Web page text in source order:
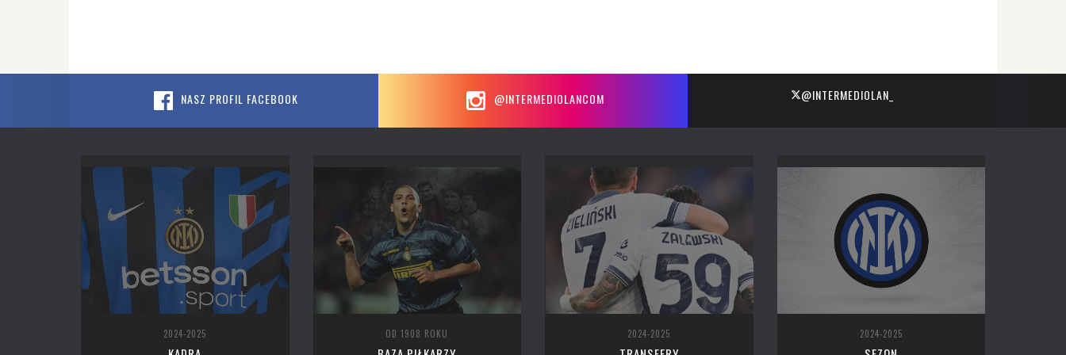
NASZ PROFIL FACEBOOK @INTERMEDIOLANCOM @INTERMEDIOLAN_
2024-2025 OD 1908 ROKU 2024-2025 2024-2025